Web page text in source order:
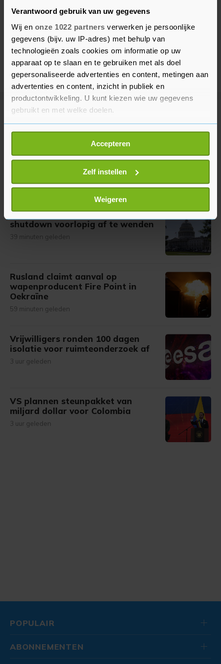
Verantwoord gebruik van uw gegevens
Wij en onze 1022 partners verwerken je persoonlijke
gegevens (bijv. uw IP-adres) met behulp van
technologieën zoals cookies om informatie op uw
apparaat op te slaan en te gebruiken met als doel
gepersonaliseerde advertenties en content, metingen aan
advertenties en content, inzicht in publiek en
productontwikkeling. U kunt kiezen wie uw gegevens
gebruikt en met welke doelen.
Als u het toestaat, willen we ook graag:
Informatie verzamelen over uw geografische
locatie, die tot een paar meter nauwkeurig kan zijn
Uw apparaat identificeren door het actief te
scannen op specifieke eigenschappen (fingerprinting)
Lees meer over hoe uw persoonlijke gegevens worden
verwerkt en stel uw voorkeuren in het
U kunt uw toestemming op elk moment wijzigen of
intrekken in de Cookieverklaring.
Met cookies werkt onze website beter en wordt jouw
onze cookiepagina kun je ons cookiebeleid bekijken en je
gemaakte keuze altijd wijzigen of intrekken.
Accepteren
Zelf instellen
Weigeren
Senaat VS stemt in met
benoeming Blanche als
6 minuten geleden
Senaat VS neemt wet aan om
shutdown voorlopig af te wenden
39 minuten geleden
Rusland claimt aanval op
wapenproducent Fire Point in
Oekraïne
59 minuten geleden
Vrijwilligers ronden 100 dagen
isolatie voor ruimteonderzoek af
3 uur geleden
VS plannen steunpakket van
miljard dollar voor Colombia
3 uur geleden
POPULAIR
ABONNEMENTEN